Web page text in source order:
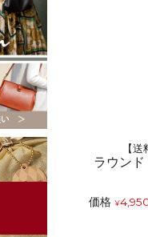
【
ラウン
価格 ¥